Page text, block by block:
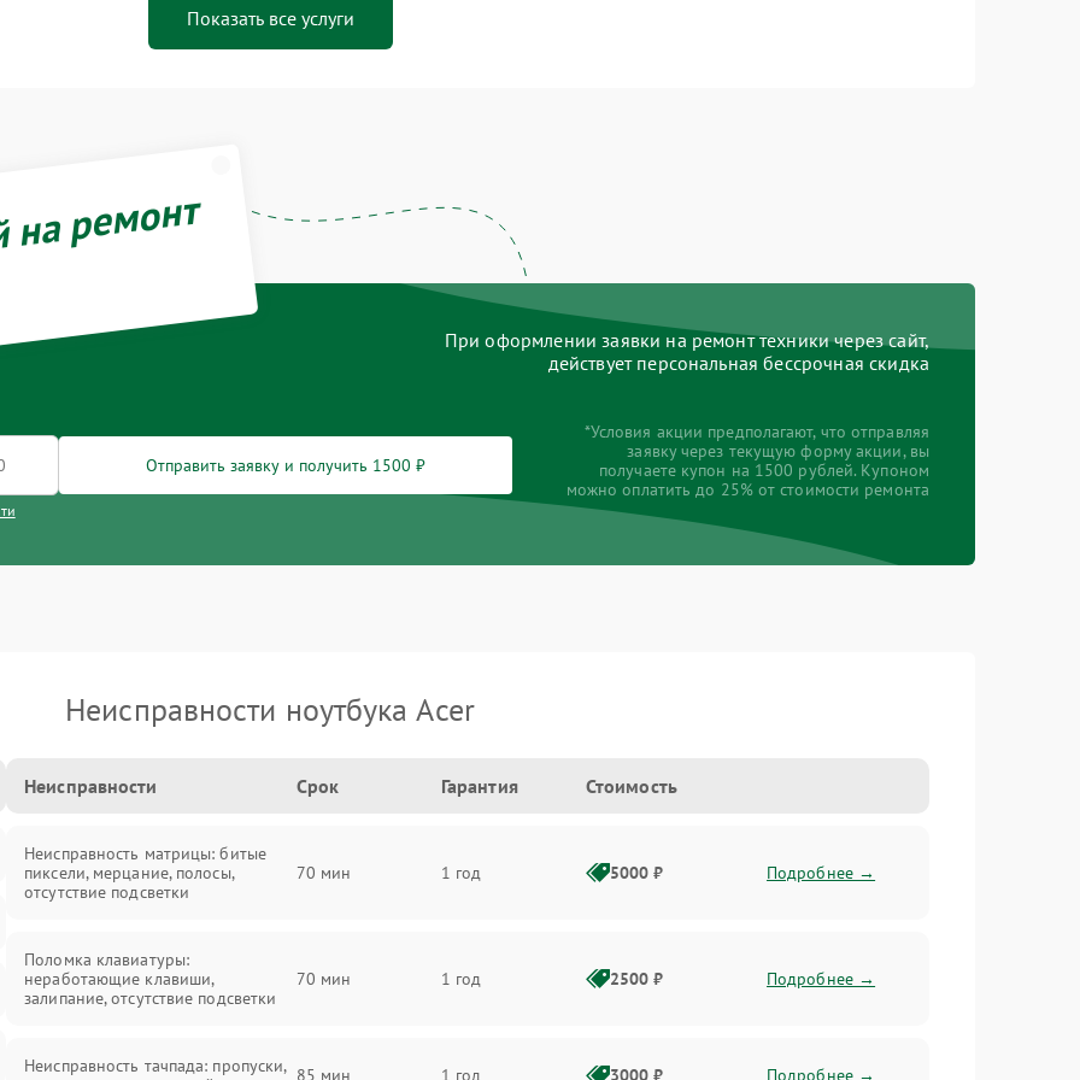
Показать все услуги
ремонт
При оформлении заявки на ремонт техники через сайт,
действует персональная бессрочная скидка
Отправить заявку и получить 1500 ₽
*Условия акции предполагают, что отправляя
заявку через текущую форму акции, вы
получаете купон на 1500 рублей. Купоном
можно оплатить до 25% от стоимости ремонта
Неисправности ноутбука Acer
Неисправности Срок Гарантия Стоимость
Неисправность матрицы: битые
пиксели, мерцание, полосы,
отсутствие подсветки
70 мин 1 год 5000 ₽ Подробнее →
Поломка клавиатуры:
неработающие клавиши,
залипание, отсутствие подсветки
70 мин 1 год 2500 ₽ Подробнее →
Неисправность тачпада: пропуски, 85 мин 1 год 3000 ₽ Подробнее →